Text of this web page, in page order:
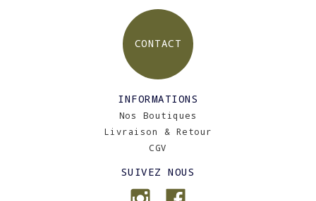
CONTACT
INFORMATIONS
Nos Boutiques
Livraison & Retour
CGV
SUIVEZ NOUS